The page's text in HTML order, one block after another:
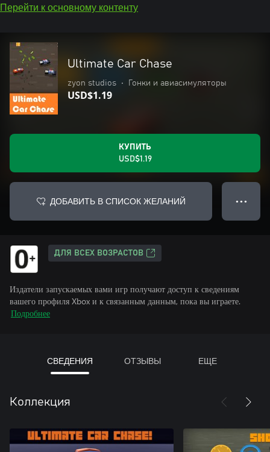
Перейти к основному контенту
Ultimate Car Chase
zyon studios • Гонки и авиасимуляторы
USD$1.19
КУПИТЬ
USD$1.19
ДОБАВИТЬ В СПИСОК ЖЕЛАНИЙ ● ● ●
ДЛЯ ВСЕХ ВОЗРАСТОВ
Издатели запускаемых вами игр получают доступ к сведениям
вашего профиля Xbox и к связанным данным, пока вы играете.
Подробнее
СВЕДЕНИЯ ОТЗЫВЫ ЕЩЕ
Коллекция